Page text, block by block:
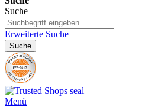
Suche
Erweiterte Suche
Suche
Menü